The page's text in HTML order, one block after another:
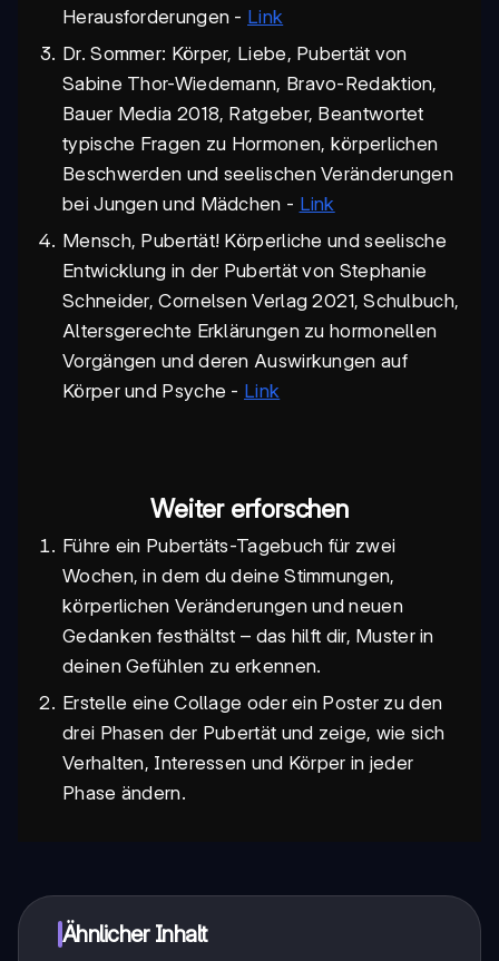
Herausforderungen - Link
Dr. Sommer: Körper, Liebe, Pubertät von
Sabine Thor-Wiedemann, Bravo-Redaktion,
Bauer Media 2018, Ratgeber, Beantwortet
typische Fragen zu Hormonen, körperlichen
Beschwerden und seelischen Veränderungen
bei Jungen und Mädchen - Link
Mensch, Pubertät! Körperliche und seelische
Entwicklung in der Pubertät von Stephanie
Schneider, Cornelsen Verlag 2021, Schulbuch,
Altersgerechte Erklärungen zu hormonellen
Vorgängen und deren Auswirkungen auf
Körper und Psyche - Link
Weiter erforschen
Führe ein Pubertäts-Tagebuch für zwei
Wochen, in dem du deine Stimmungen,
körperlichen Veränderungen und neuen
Gedanken festhältst – das hilft dir, Muster in
deinen Gefühlen zu erkennen.
Erstelle eine Collage oder ein Poster zu den
drei Phasen der Pubertät und zeige, wie sich
Verhalten, Interessen und Körper in jeder
Phase ändern.
Ähnlicher Inhalt